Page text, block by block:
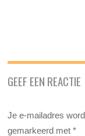
GEEF EEN REACTIE
Je e-mailadres
gemarkeerd met*